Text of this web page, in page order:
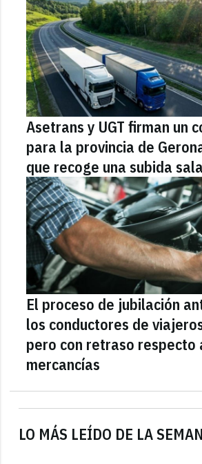
LO MÁS LEÍDO DE LA
Asetrans y UGT firman un
para la provincia de
que recoge una subida
El proceso de jubilación
los conductores de
pero con retraso respecto
mercancías